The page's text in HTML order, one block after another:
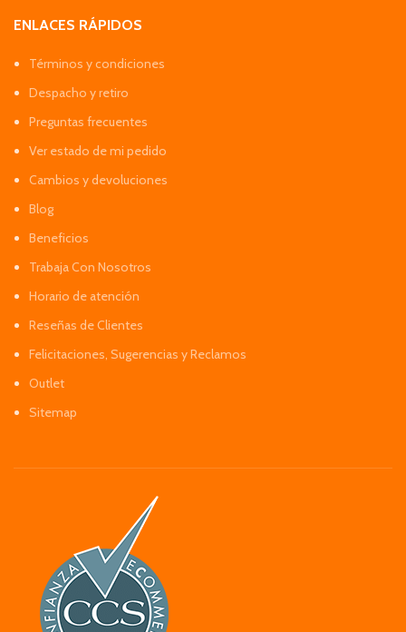
ENLACES RÁPIDOS
Términos y condiciones
Despacho y retiro
Preguntas frecuentes
Ver estado de mi pedido
Cambios y devoluciones
Blog
Beneficios
Trabaja Con Nosotros
Horario de atención
Reseñas de Clientes
Felicitaciones, Sugerencias y Reclamos
Outlet
Sitemap